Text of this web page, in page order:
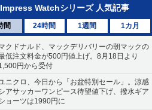
Impress Watchシリーズ 人気記事
間 24時間 1週間 1カ月
クドナルド、マックデリバリーの朝マックの
低注文料金が500円値上げ。8月18日より
円から受付
ニクロ、今日から「お盆特別セール」。涼感
アサッカーワンピース待望値下げ、撥水ギア
ョーツは1990円に